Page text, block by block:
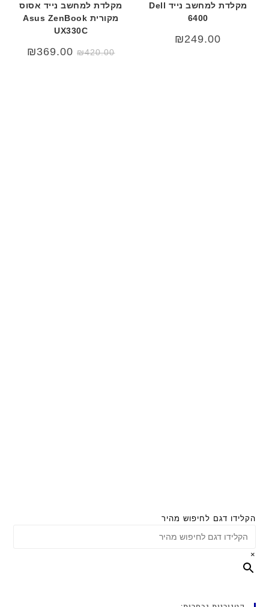
מקלדת למחשב נייד Dell
6400
₪249.00
מקלדת למחשב נייד אסוס
מקורית Asus ZenBook
UX330C
₪420.00
המחיר
המקורי
₪369.00
המחיר
הנוכחי
הקלידו דגם לחיפוש מהיר
×